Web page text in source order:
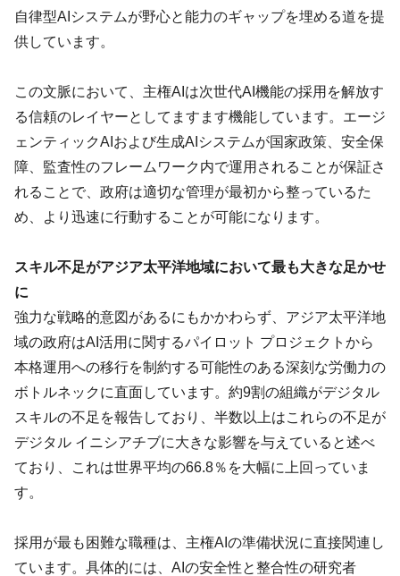
自律型AIシステムが野心と能力のギャップを埋める道を提
供しています。
この文脈において、主権AIは次世代AI機能の採用を解放す
る信頼のレイヤーとしてますます機能しています。エージ
ェンティックAIおよび生成AIシステムが国家政策、安全保
障、監査性のフレームワーク内で運用されることが保証さ
れることで、政府は適切な管理が最初から整っているた
め、より迅速に行動することが可能になります。
スキル不足がアジア太平洋地域において最も大きな足かせ
に
強力な戦略的意図があるにもかかわらず、アジア太平洋地
域の政府はAI活用に関するパイロット プロジェクトから
本格運用への移行を制約する可能性のある深刻な労働力の
ボトルネックに直面しています。約9割の組織がデジタル
スキルの不足を報告しており、半数以上はこれらの不足が
デジタル イニシアチブに大きな影響を与えていると述べ
ており、これは世界平均の66.8％を大幅に上回っていま
す。
採用が最も困難な職種は、主権AIの準備状況に直接関連し
ています。具体的には、AIの安全性と整合性の研究者